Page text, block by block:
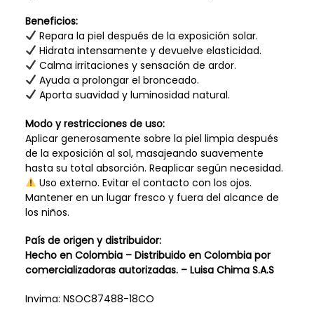
Beneficios:
Repara la piel después de la exposición solar.
Hidrata intensamente y devuelve elasticidad.
Calma irritaciones y sensación de ardor.
Ayuda a prolongar el bronceado.
Aporta suavidad y luminosidad natural.
Modo y restricciones de uso:
Aplicar generosamente sobre la piel limpia después
de la exposición al sol, masajeando suavemente
hasta su total absorción. Reaplicar según necesidad.
Uso externo. Evitar el contacto con los ojos.
Mantener en un lugar fresco y fuera del alcance de
los niños.
País de origen y distribuidor:
Hecho en Colombia – Distribuido en Colombia por
comercializadoras autorizadas. – Luisa Chima S.A.S
Invima: NSOC87488-18CO